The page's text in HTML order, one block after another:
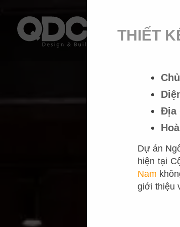
THIẾT
Địa
Dự án
hiện tại
Nam
giới thiệu